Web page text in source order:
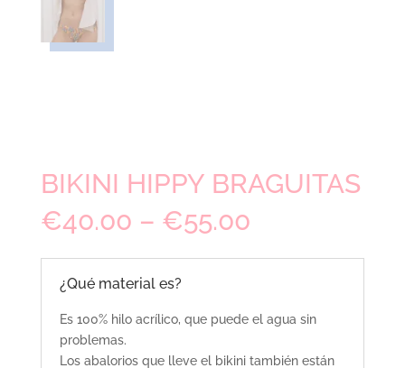
BIKINI HIPPY BRAGUITAS
€40.00 – €55.00
¿Qué material es?
Es 100% hilo acrílico, que puede el agua sin
problemas.
Los abalorios que lleve el bikini también están